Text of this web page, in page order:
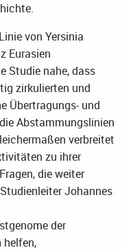
von Yersinia
Eurasien
Studie nahe, dass
zirkulierten und
Übertragungs- und
Abstammungslinien
verbreitet
zu ihrer
die weiter
Johannes
der
helfen,